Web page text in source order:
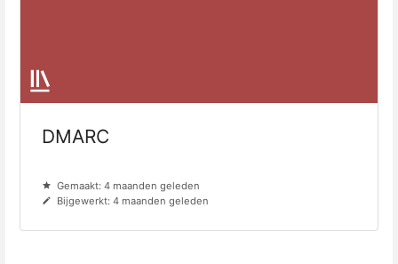
DMARC
Gemaakt: 4 maanden geleden
Bijgewerkt: 4 maanden geleden